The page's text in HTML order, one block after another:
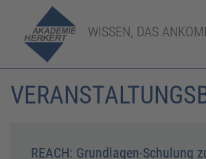
WISSEN, DAS
REACH: Grundlagen-Schulung